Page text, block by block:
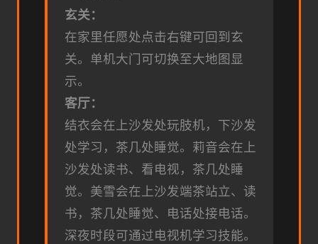
玄关：
在家里任愿处点击右键可回到玄
关。 单机大门可切换至大地图显
示。
客厅：
结衣会在上沙发处玩肢机，下沙发
处学习，茶几处睡觉。 莉音会在上
沙发处读书、看电视，茶几处睡
觉。 美雪会在上沙发端茶站立、读
书，茶几处睡觉、电话处接电话。
深夜时段可通过电视机学习技能。